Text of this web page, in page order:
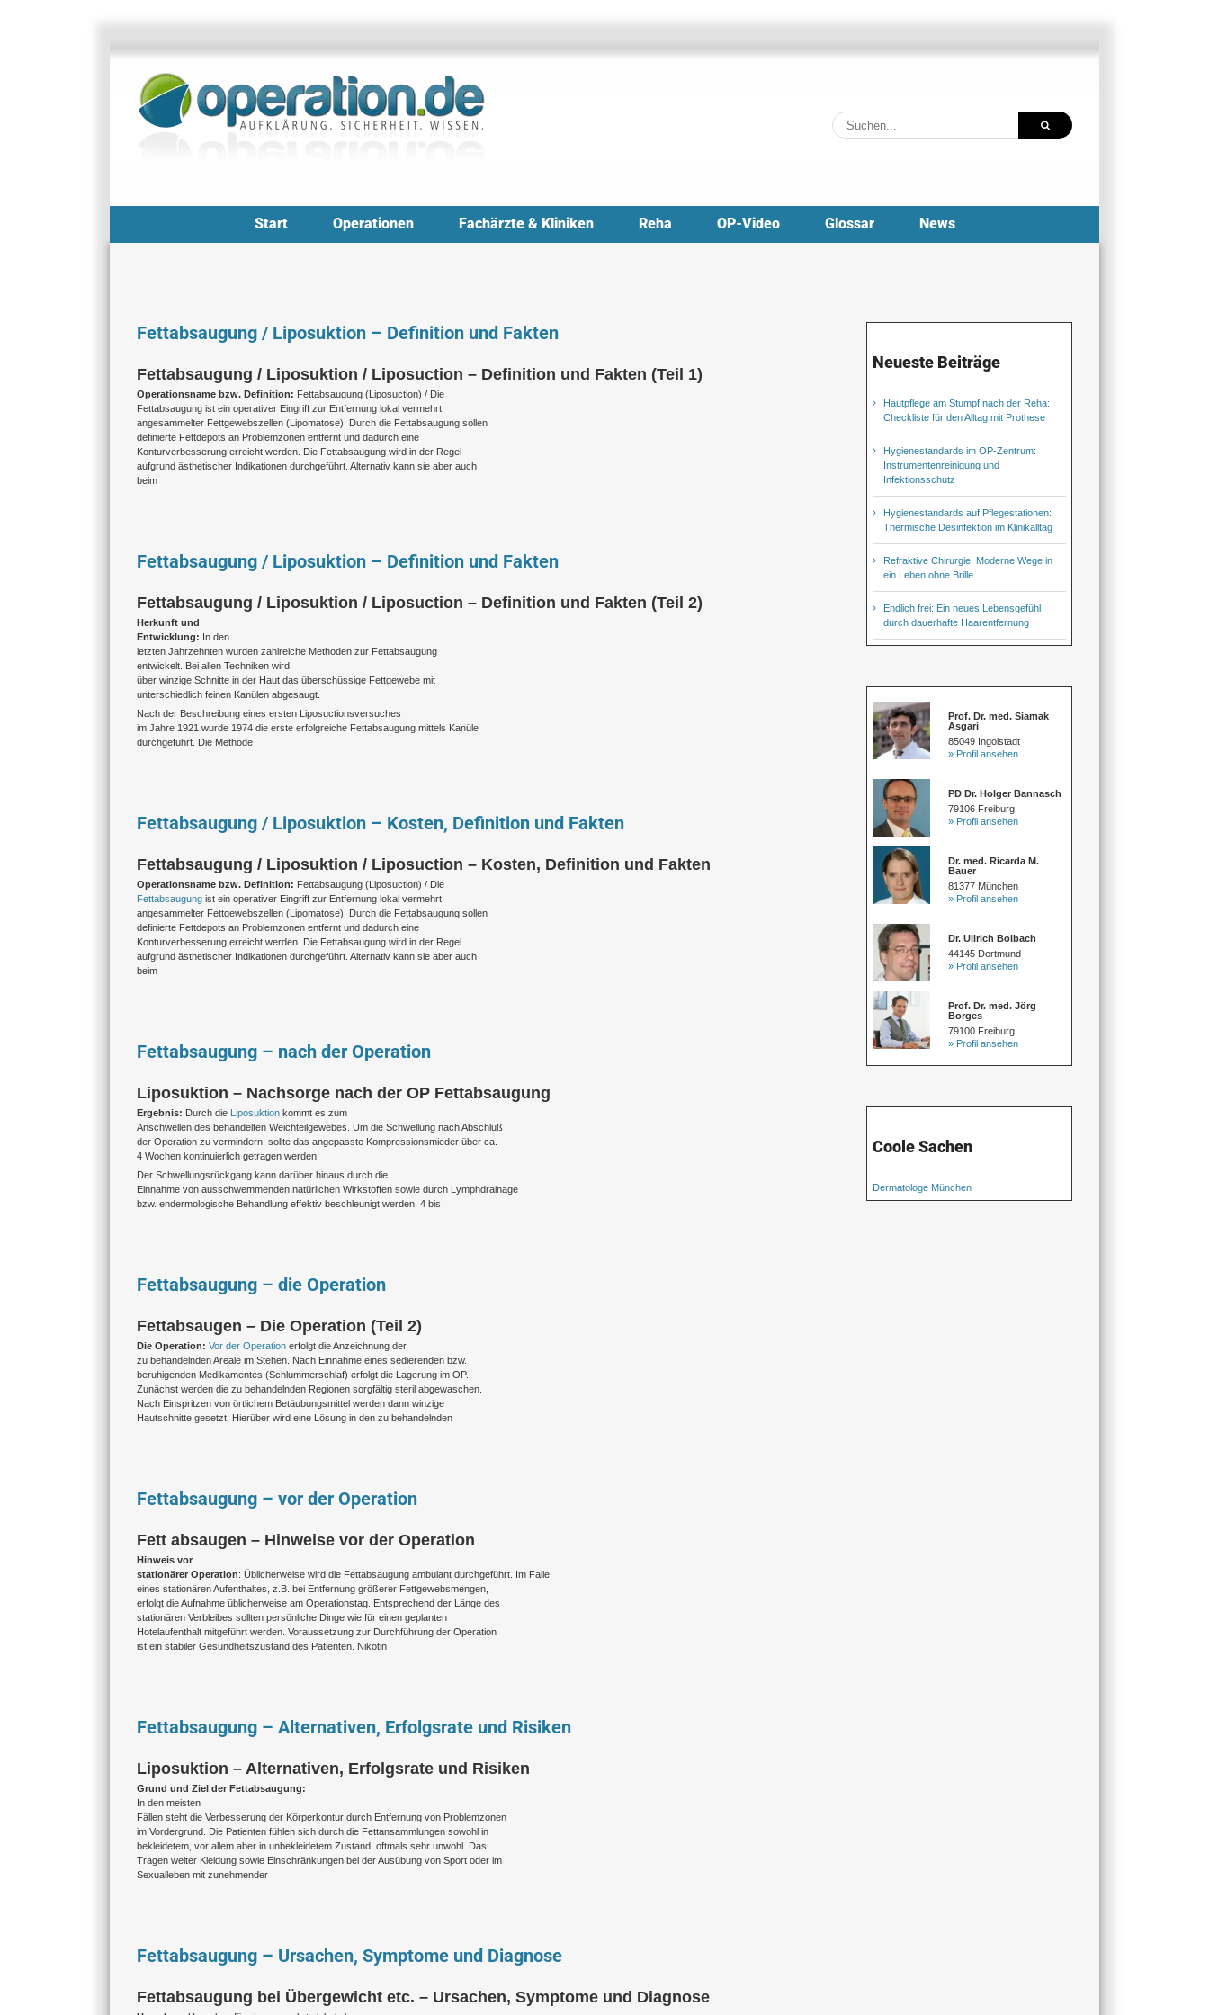
Suche
nach:
Start Operationen Fachärzte & Kliniken Reha OP-Video Glossar News
Fettabsaugung / Liposuktion – Definition und Fakten
Fettabsaugung / Liposuktion / Liposuction – Definition und Fakten (Teil 1)
Operationsname bzw. Definition: Fettabsaugung (Liposuction) / Die
Fettabsaugung ist ein operativer Eingriff zur Entfernung lokal vermehrt
angesammelter Fettgewebszellen (Lipomatose). Durch die Fettabsaugung sollen
definierte Fettdepots an Problemzonen entfernt und dadurch eine
Konturverbesserung erreicht werden. Die Fettabsaugung wird in der Regel
aufgrund ästhetischer Indikationen durchgeführt. Alternativ kann sie aber auch
beim
Fettabsaugung / Liposuktion – Definition und Fakten
Fettabsaugung / Liposuktion / Liposuction – Definition und Fakten (Teil 2)
Herkunft und
Entwicklung: In den
letzten Jahrzehnten wurden zahlreiche Methoden zur Fettabsaugung
entwickelt. Bei allen Techniken wird
über winzige Schnitte in der Haut das überschüssige Fettgewebe mit
unterschiedlich feinen Kanülen abgesaugt.
Nach der Beschreibung eines ersten Liposuctionsversuches
im Jahre 1921 wurde 1974 die erste erfolgreiche Fettabsaugung mittels Kanüle
durchgeführt. Die Methode
Fettabsaugung / Liposuktion – Kosten, Definition und Fakten
Fettabsaugung / Liposuktion / Liposuction – Kosten, Definition und Fakten
Operationsname bzw. Definition: Fettabsaugung (Liposuction) / Die
Fettabsaugung ist ein operativer Eingriff zur Entfernung lokal vermehrt
angesammelter Fettgewebszellen (Lipomatose). Durch die Fettabsaugung sollen
definierte Fettdepots an Problemzonen entfernt und dadurch eine
Konturverbesserung erreicht werden. Die Fettabsaugung wird in der Regel
aufgrund ästhetischer Indikationen durchgeführt. Alternativ kann sie aber auch
beim
Fettabsaugung – nach der Operation
Liposuktion – Nachsorge nach der OP Fettabsaugung
Ergebnis: Durch die Liposuktion kommt es zum
Anschwellen des behandelten Weichteilgewebes. Um die Schwellung nach Abschluß
der Operation zu vermindern, sollte das angepasste Kompressionsmieder über ca.
4 Wochen kontinuierlich getragen werden.
Der Schwellungsrückgang kann darüber hinaus durch die
Einnahme von ausschwemmenden natürlichen Wirkstoffen sowie durch Lymphdrainage
bzw. endermologische Behandlung effektiv beschleunigt werden. 4 bis
Fettabsaugung – die Operation
Fettabsaugen – Die Operation (Teil 2)
Die Operation: Vor der Operation erfolgt die Anzeichnung der
zu behandelnden Areale im Stehen. Nach Einnahme eines sedierenden bzw.
beruhigenden Medikamentes (Schlummerschlaf) erfolgt die Lagerung im OP.
Zunächst werden die zu behandelnden Regionen sorgfältig steril abgewaschen.
Nach Einspritzen von örtlichem Betäubungsmittel werden dann winzige
Hautschnitte gesetzt. Hierüber wird eine Lösung in den zu behandelnden
Fettabsaugung – vor der Operation
Fett absaugen – Hinweise vor der Operation
Hinweis vor
stationärer Operation: Üblicherweise wird die Fettabsaugung ambulant durchgeführt. Im Falle
eines stationären Aufenthaltes, z.B. bei Entfernung größerer Fettgewebsmengen,
erfolgt die Aufnahme üblicherweise am Operationstag. Entsprechend der Länge des
stationären Verbleibes sollten persönliche Dinge wie für einen geplanten
Hotelaufenthalt mitgeführt werden. Voraussetzung zur Durchführung der Operation
ist ein stabiler Gesundheitszustand des Patienten. Nikotin
Fettabsaugung – Alternativen, Erfolgsrate und Risiken
Liposuktion – Alternativen, Erfolgsrate und Risiken
Grund und Ziel der Fettabsaugung:
In den meisten
Fällen steht die Verbesserung der Körperkontur durch Entfernung von Problemzonen
im Vordergrund. Die Patienten fühlen sich durch die Fettansammlungen sowohl in
bekleidetem, vor allem aber in unbekleidetem Zustand, oftmals sehr unwohl. Das
Tragen weiter Kleidung sowie Einschränkungen bei der Ausübung von Sport oder im
Sexualleben mit zunehmender
Fettabsaugung – Ursachen, Symptome und Diagnose
Fettabsaugung bei Übergewicht etc. – Ursachen, Symptome und Diagnose
Neueste Beiträge
Hautpflege am Stumpf nach der Reha:
Checkliste für den Alltag mit Prothese
Hygienestandards im OP-Zentrum:
Instrumentenreinigung und
Infektionsschutz
Hygienestandards auf Pflegestationen:
Thermische Desinfektion im Klinikalltag
Refraktive Chirurgie: Moderne Wege in
ein Leben ohne Brille
Endlich frei: Ein neues Lebensgefühl
durch dauerhafte Haarentfernung
Prof. Dr. med. Siamak
Asgari
85049 Ingolstadt
» Profil ansehen
PD Dr. Holger Bannasch
79106 Freiburg
» Profil ansehen
Dr. med. Ricarda M.
Bauer
81377 München
» Profil ansehen
Dr. Ullrich Bolbach
44145 Dortmund
» Profil ansehen
Prof. Dr. med. Jörg
Borges
79100 Freiburg
» Profil ansehen
Coole Sachen
Dermatologe München